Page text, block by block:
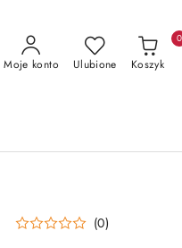
Moje konto Ulubione Koszyk
0
(0)